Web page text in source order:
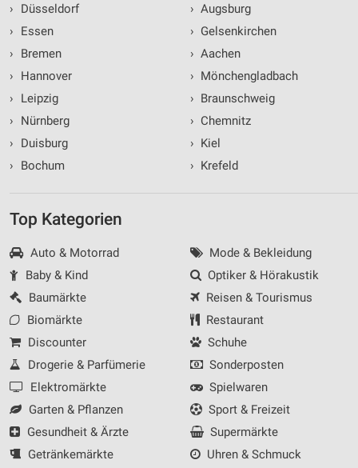
›
Düsseldorf
›
Essen
›
Bremen
›
Hannover
›
Leipzig
›
Nürnberg
›
Duisburg
›
Bochum
› Augsburg
› Gelsenkirchen
› Aachen
› Mönchengladbach
› Braunschweig
› Chemnitz
› Kiel
› Krefeld
Top Kategorien
Auto & Motorrad
Baby & Kind
Baumärkte
Biomärkte
Discounter
Drogerie & Parfümerie
Elektromärkte
Garten & Pflanzen
Gesundheit & Ärzte
Getränkemärkte
Mode & Bekleidung
Optiker & Hörakustik
Reisen & Tourismus
Restaurant
Schuhe
Sonderposten
Spielwaren
Sport & Freizeit
Supermärkte
Uhren & Schmuck